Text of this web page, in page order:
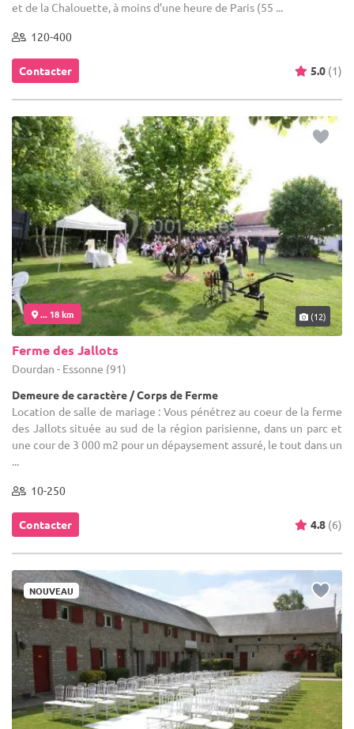
et de la Chalouette, à moins d’une heure de Paris (55 ...
120-400
Contacter 5.0 (1)
... 18 km (12)
Ferme des Jallots
Dourdan - Essonne (91)
Demeure de caractère / Corps de Ferme
Location de salle de mariage : Vous pénétrez au coeur de la ferme
des Jallots située au sud de la région parisienne, dans un parc et
une cour de 3 000 m2 pour un dépaysement assuré, le tout dans un
...
10-250
Contacter 4.8 (6)
NOUVEAU